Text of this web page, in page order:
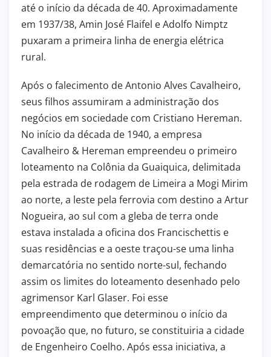
até o início da década de 40. Aproximadamente
em 1937/38, Amin José Flaifel e Adolfo Nimptz
puxaram a primeira linha de energia elétrica
rural.
Após o falecimento de Antonio Alves Cavalheiro,
seus filhos assumiram a administração dos
negócios em sociedade com Cristiano Hereman.
No início da década de 1940, a empresa
Cavalheiro & Hereman empreendeu o primeiro
loteamento na Colônia da Guaiquica, delimitada
pela estrada de rodagem de Limeira a Mogi Mirim
ao norte, a leste pela ferrovia com destino a Artur
Nogueira, ao sul com a gleba de terra onde
estava instalada a oficina dos Francischettis e
suas residências e a oeste traçou-se uma linha
demarcatória no sentido norte-sul, fechando
assim os limites do loteamento desenhado pelo
agrimensor Karl Glaser. Foi esse
empreendimento que determinou o início da
povoação que, no futuro, se constituiria a cidade
de Engenheiro Coelho. Após essa iniciativa, a